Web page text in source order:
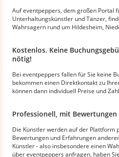
Auf eventpeppers, dem großen Portal
Unterhaltungskünstler und Tänzer,
Wahrsagern rund um Hildesheim,
Kostenlos. Keine
nötig!
Bei eventpeppers fallen für Sie keine
bekommen einen Direktkontakt zu
können dann individuell Preise und
Professionell, mit Bewertungen
Die Künstler werden auf der Plattform
Bewertungen und Erfahrungen
Künstler - also insbesondere einen
über eventpeppers anfragen, haben